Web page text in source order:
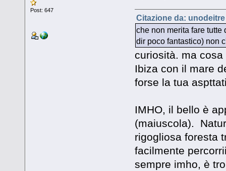
Post: 647
Citazione da: unodeitre
che non merita fare
dir poco fantastico) non
curiosità. ma
Ibiza con il mare
forse la tua
IMHO, il bello è
(maiuscola).
rigogliosa foresta
facilmente
sempre imho, è